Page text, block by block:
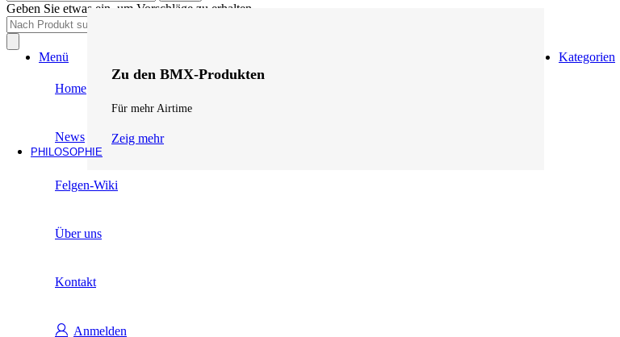
Zu den BMX-Produkten
Für mehr Airtime
Zeig mehr
PHILOSOPHIE
Geben Sie etwas ein, um Vorschläge zu erhalten.
Products
search
Menü
Kategorien
Home
News
Felgen-Wiki
Über uns
Kontakt
Anmelden